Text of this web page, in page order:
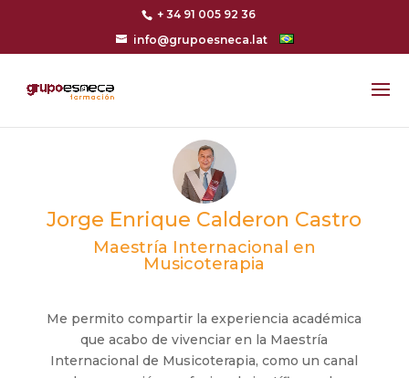
+ 34 91 005 92 36
info@grupoesneca.lat
Jorge Enrique Calderon Castro
Maestría Internacional en
Musicoterapia
Me permito compartir la experiencia académica
que acabo de vivenciar en la Maestría
Internacional de Musicoterapia, como un canal